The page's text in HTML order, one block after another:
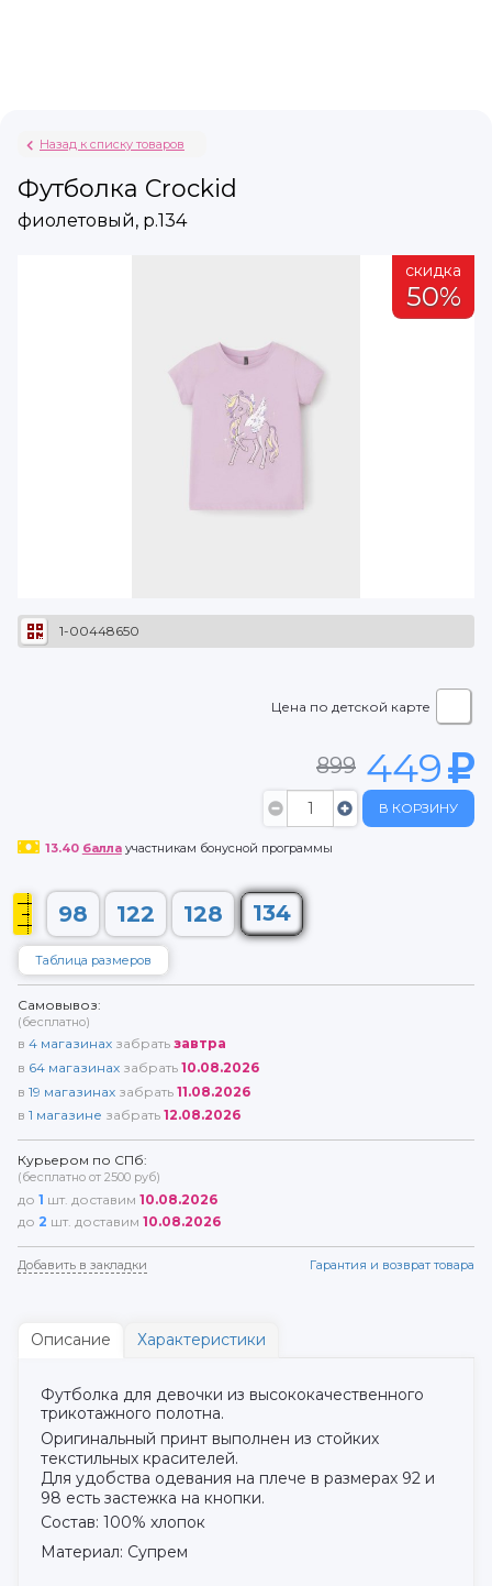
Назад к списку товаров
Футболка Crockid
фиолетовый, р.134
скидка
50%
1-00448650
Цена по детской карте
899 449
В КОРЗИНУ
13.40 баллаучастникам бонусной программы
98 122 128 134
Таблица размеров
Самовывоз:
(бесплатно)
в 4 магазинах забрать завтра
в 64 магазинах забрать 10.08.2026
в 19 магазинах забрать 11.08.2026
в 1 магазине забрать 12.08.2026
Курьером по СПб:
(бесплатно от 2500 руб)
до 1 шт. доставим 10.08.2026
до 2 шт. доставим 10.08.2026
Добавить в закладки Гарантия и возврат товара
Описание Характеристики
Футболка для девочки из высококачественного
трикотажного полотна.
Оригинальный принт выполнен из стойких
текстильных красителей.
Для удобства одевания на плече в размерах 92 и
98 есть застежка на кнопки.
Состав: 100% хлопок
Материал: Супрем